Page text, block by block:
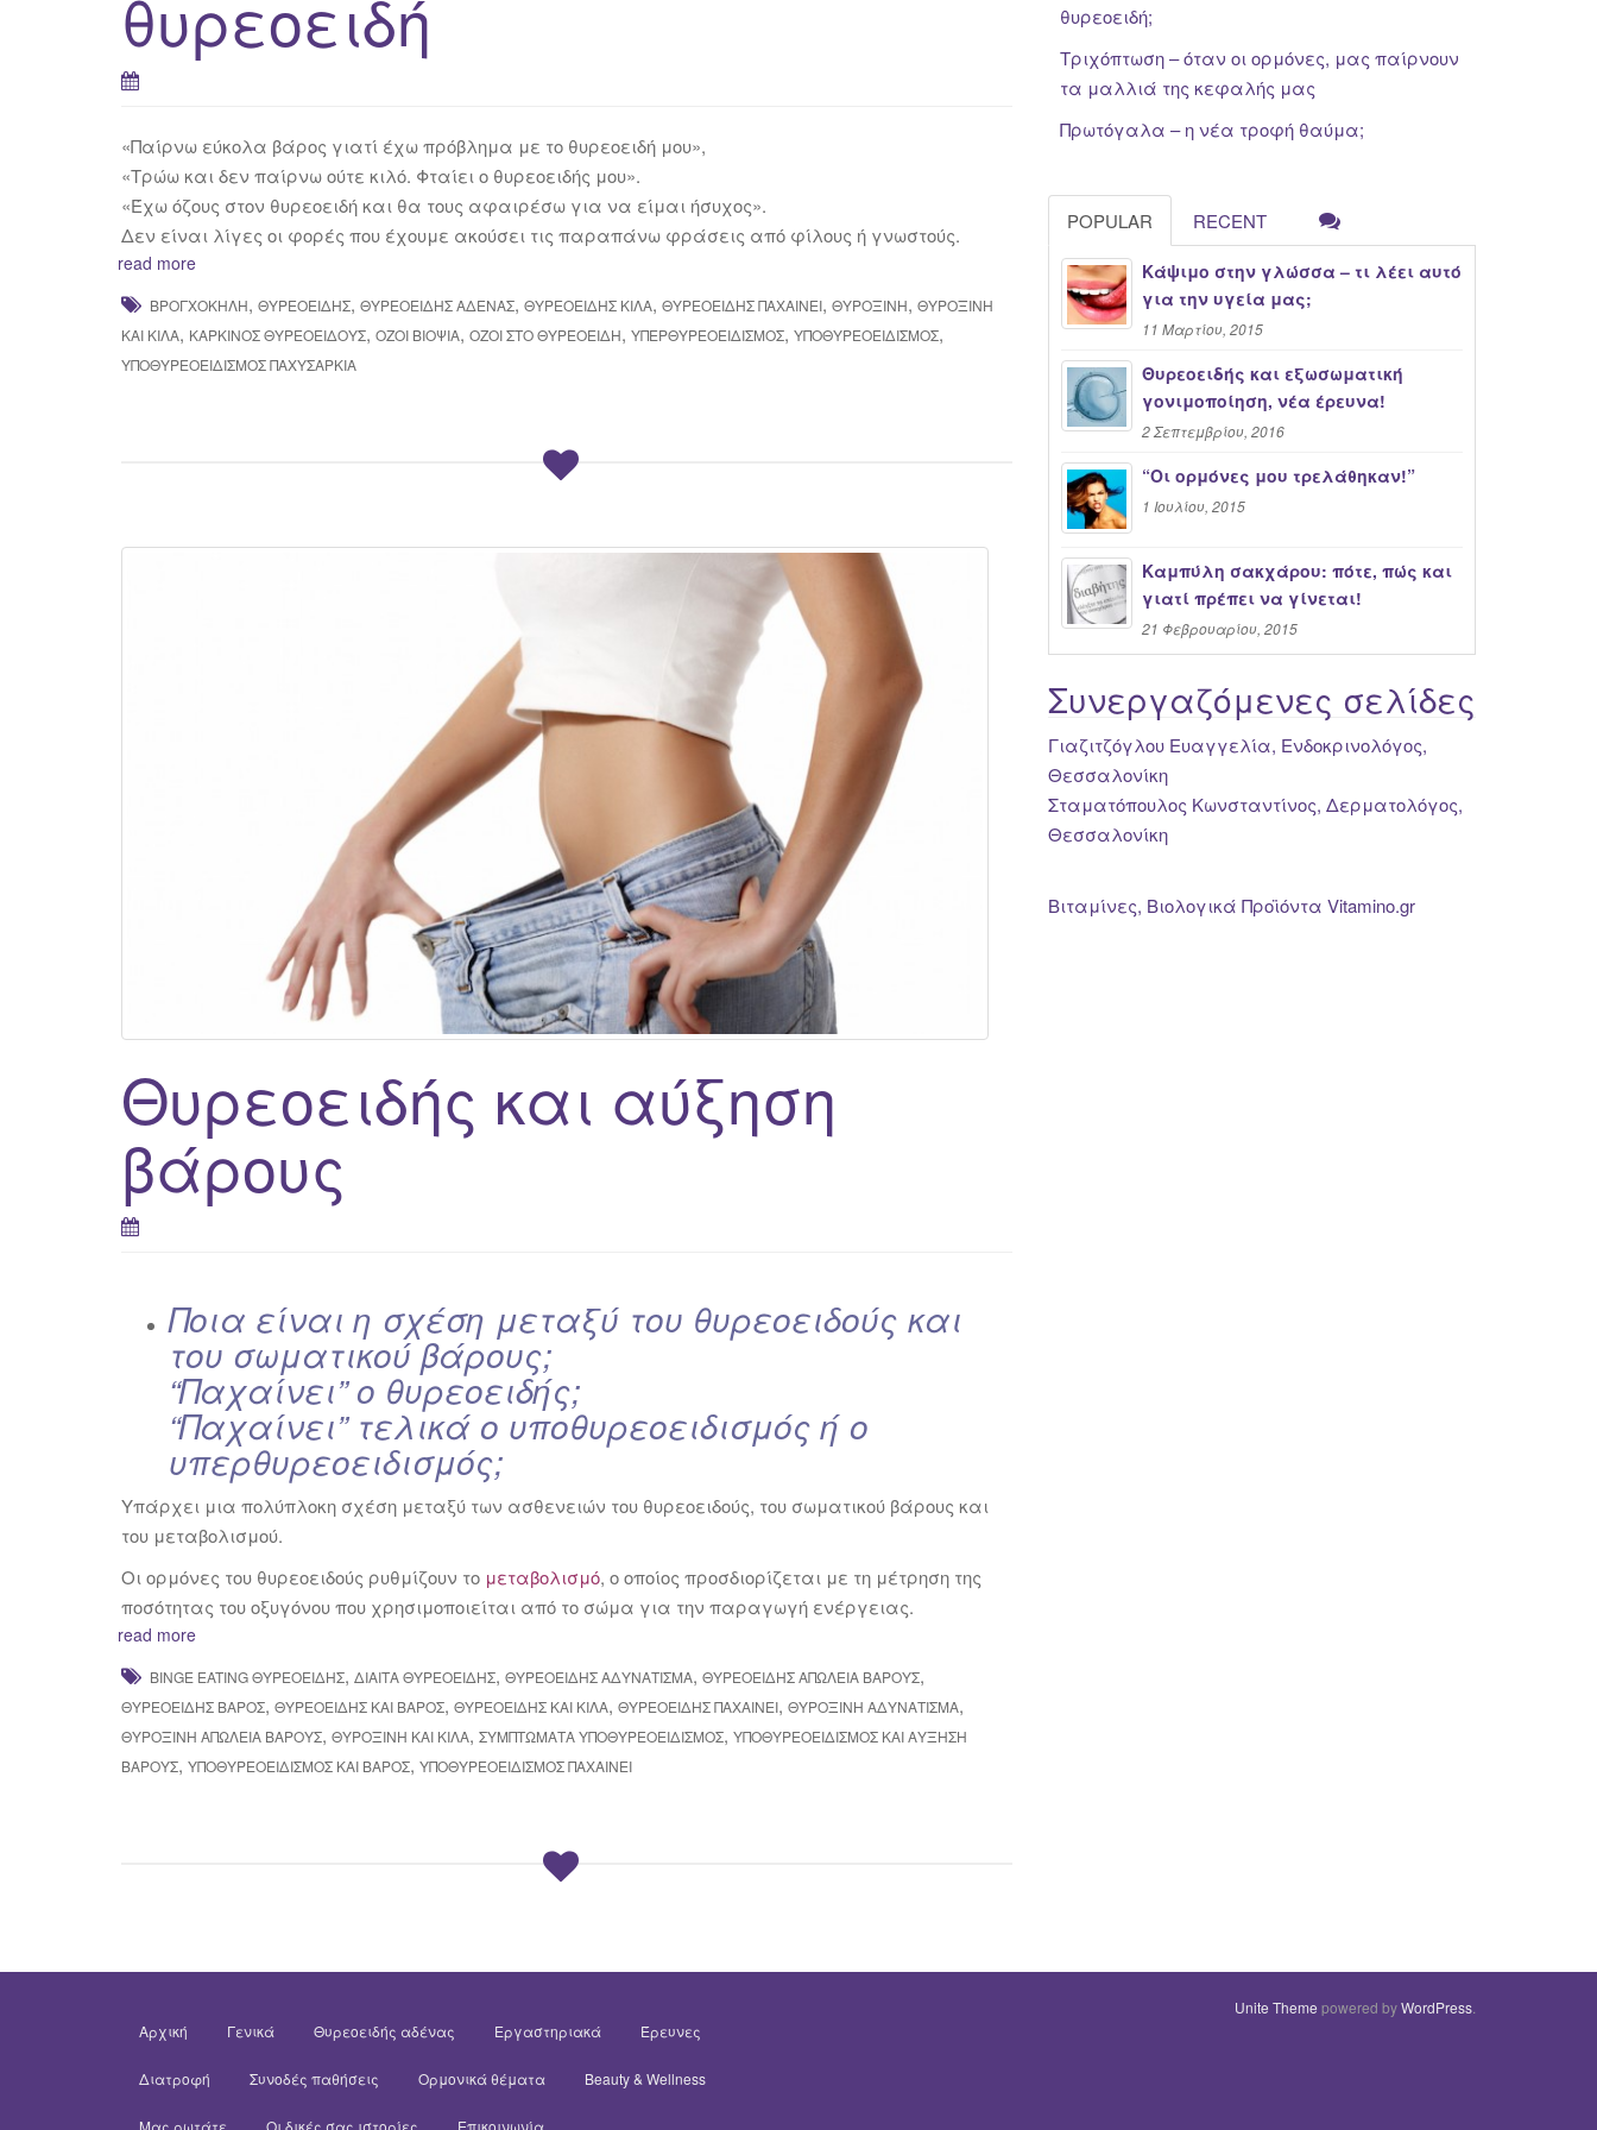
θυρεοειδή
«Παίρνω εύκολα βάρος γιατί έχω πρόβλημα με το θυρεοειδή μου»,
«Τρώω και δεν παίρνω ούτε κιλό. Φταίει ο θυρεοειδής μου».
«Έχω όζους στον θυρεοειδή και θα τους αφαιρέσω για να είμαι ήσυχος».
Δεν είναι λίγες οι φορές που έχουμε ακούσει τις παραπάνω φράσεις από φίλους ή γνωστούς.
read more
ΒΡΟΓΧΟΚΉΛΗ, ΘΥΡΕΟΕΙΔΉΣ, ΘΥΡΕΟΕΙΔΉΣ ΑΔΈΝΑΣ, ΘΥΡΕΟΕΙΔΉΣ ΚΙΛΆ, ΘΥΡΕΟΕΙΔΗΣ ΠΑΧΑΙΝΕΙ, ΘΥΡΟΞΊΝΗ, ΘΥΡΟΞΊΝΗ
ΚΑΙ ΚΙΛΆ, ΚΑΡΚΊΝΟΣ ΘΥΡΕΟΕΙΔΟΎΣ, ΌΖΟΙ ΒΙΟΨΊΑ, ΌΖΟΙ ΣΤΟ ΘΥΡΕΟΕΙΔΉ, ΥΠΕΡΘΥΡΕΟΕΙΔΙΣΜΌΣ, ΥΠΟΘΥΡΕΟΕΙΔΙΣΜΌΣ,
ΥΠΟΘΥΡΕΟΕΙΔΙΣΜΌΣ ΠΑΧΥΣΑΡΚΊΑ
Θυρεοειδής και αύξηση
βάρους
Ποια είναι η σχέση μεταξύ του θυρεοειδούς και
του σωματικού βάρους;
“Παχαίνει” ο θυρεοειδής;
“Παχαίνει” τελικά ο υποθυρεοειδισμός ή ο
υπερθυρεοειδισμός;
Υπάρχει μια πολύπλοκη σχέση μεταξύ των ασθενειών του θυρεοειδούς, του σωματικού βάρους και
του μεταβολισμού.
Οι ορμόνες του θυρεοειδούς ρυθμίζουν το μεταβολισμό, ο οποίος προσδιορίζεται με τη μέτρηση της
ποσότητας του οξυγόνου που χρησιμοποιείται από το σώμα για την παραγωγή ενέργειας.
read more
BINGE EATING ΘΥΡΕΟΕΙΔΉΣ, ΔΙΑΙΤΑ ΘΥΡΕΟΕΙΔΗΣ, ΘΥΡΕΟΕΙΔΉΣ ΑΔΥΝΑΤΙΣΜΑ, ΘΥΡΕΟΕΙΔΉΣ ΑΠΏΛΕΙΑ ΒΆΡΟΥΣ,
ΘΥΡΕΟΕΙΔΉΣ ΒΆΡΟΣ, ΘΥΡΕΟΕΙΔΉΣ ΚΑΙ ΒΆΡΟΣ, ΘΥΡΕΟΕΙΔΉΣ ΚΑΙ ΚΙΛΆ, ΘΥΡΕΟΕΙΔΗΣ ΠΑΧΑΙΝΕΙ, ΘΥΡΟΞΊΝΗ ΑΔΥΝΆΤΙΣΜΑ,
ΘΥΡΟΞΊΝΗ ΑΠΏΛΕΙΑ ΒΆΡΟΥΣ, ΘΥΡΟΞΊΝΗ ΚΑΙ ΚΙΛΆ, ΣΥΜΠΤΏΜΑΤΑ ΥΠΟΘΥΡΕΟΕΙΔΙΣΜΌΣ, ΥΠΟΘΥΡΕΟΕΙΔΙΣΜΌΣ ΚΑΙ ΑΎΞΗΣΗ
ΒΆΡΟΥΣ, ΥΠΟΘΥΡΕΟΕΙΔΙΣΜΌΣ ΚΑΙ ΒΆΡΟΣ, ΥΠΟΘΥΡΕΟΕΙΔΙΣΜΟΣ ΠΑΧΑΙΝΕΙ
θυρεοειδή;
Τριχόπτωση – όταν οι ορμόνες, μας παίρνουν
τα μαλλιά της κεφαλής μας
Πρωτόγαλα – η νέα τροφή θαύμα;
POPULAR RECENT
Κάψιμο στην γλώσσα – τι λέει αυτό
για την υγεία μας;
11 Μαρτίου, 2015
Θυρεοειδής και εξωσωματική
γονιμοποίηση, νέα έρευνα!
2 Σεπτεμβρίου, 2016
“Oι ορμόνες μου τρελάθηκαν!”
1 Ιουλίου, 2015
Καμπύλη σακχάρου: πότε, πώς και
γιατί πρέπει να γίνεται!
21 Φεβρουαρίου, 2015
Συνεργαζόμενες σελίδες
Γιαζιτζόγλου Ευαγγελία, Ενδοκρινολόγος,
Θεσσαλονίκη
Σταματόπουλος Κωνσταντίνος, Δερματολόγος,
Θεσσαλονίκη
Βιταμίνες, Βιολογικά Προϊόντα Vitamino.gr
Αρχική Γενικά Θυρεοειδής αδένας Εργαστηριακά Έρευνες
Διατροφή Συνοδές παθήσεις Ορμονικά θέματα Beauty & Wellness
Μας ρωτάτε Οι δικές σας ιστορίες Επικοινωνία
Unite Theme powered byWordPress